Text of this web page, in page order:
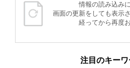
情報の読み込み
画面の更新をしても表示
経ってから再度
注目のキーワ